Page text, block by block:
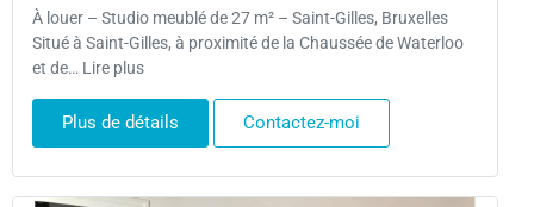
À louer – Studio meublé de 27 m² – Saint-Gilles, Bruxelles
Situé à Saint-Gilles, à proximité de la Chaussée de Waterloo
et de… Lire plus
Plus de détails Contactez-moi